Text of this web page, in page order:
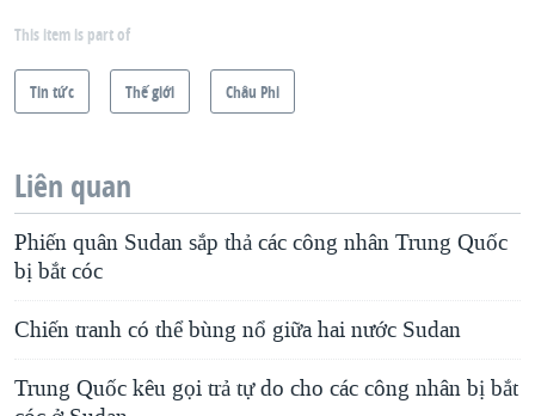
This item is part of
Tin tức Thế giới Châu Phi
Liên quan
Phiến quân Sudan sắp thả các công nhân Trung Quốc
bị bắt cóc
Chiến tranh có thể bùng nổ giữa hai nước Sudan
Trung Quốc kêu gọi trả tự do cho các công nhân bị bắt